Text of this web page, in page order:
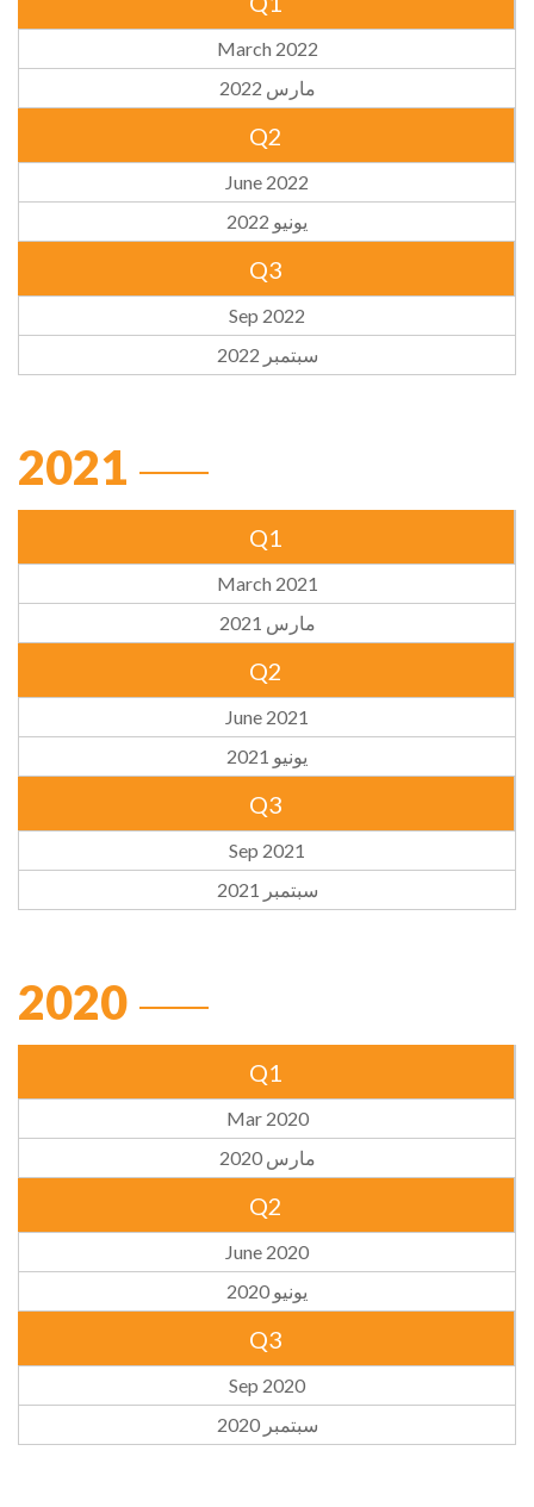
March 2022
مارس 2022
Q2
June 2022
يونيو 2022
Q3
Sep 2022
سبتمبر 2022
2021
Q1
March 2021
مارس 2021
Q2
June 2021
يونيو 2021
Q3
Sep 2021
سبتمبر 2021
2020
Q1
Mar 2020
مارس 2020
Q2
June 2020
يونيو 2020
Q3
Sep 2020
سبتمبر 2020